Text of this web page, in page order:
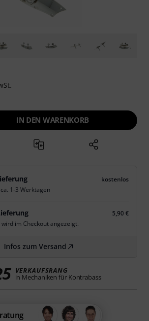
IN DEN WARENKORB
kostenlos
1-3 Werktagen
5,90 €
im Checkout angezeigt.
Infos zum Versand
VERKAUFSRANG
in Mechaniken für Kontrabass